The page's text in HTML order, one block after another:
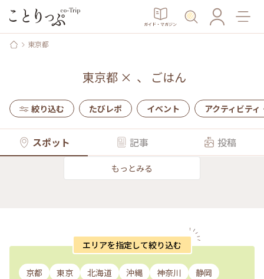
ガイド・マガジン
東京都
東京都 × 、 ごはん
絞り込む たびレポ イベント アクティビティ
スポット 記事 投稿
もっとみる
エリアを指定して絞り込む
京都 東京 北海道 沖縄 神奈川
静岡